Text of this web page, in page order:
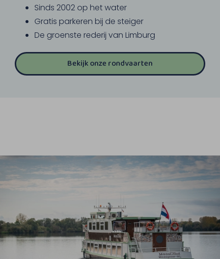
Sinds 2002 op het water
Gratis parkeren bij de steiger
De groenste rederij van Limburg
Bekijk onze rondvaarten